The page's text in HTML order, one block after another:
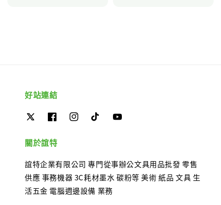
好站連結
關於誼特
誼特企業有限公司 專門從事辦公文具用品批發 零售
供應 事務機器 3C耗材墨水 碳粉等 美術 紙品 文具 生
活五金 電腦週邊設備 業務